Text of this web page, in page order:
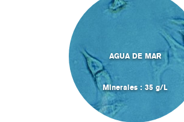
AGUA DE MAR
Minerales : 35 g/L